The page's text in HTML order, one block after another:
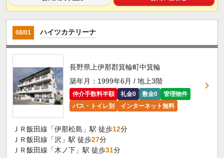
08/01 ハイツカテリーナ
長野県上伊那郡箕輪町中箕輪
築年月：1999年6月 / 地上3階
仲介手数料半額 礼金0 敷金0
管理物件
バス・トイレ別
インターネット無料
ＪＲ飯田線「伊那松島」駅 徒歩12分
ＪＲ飯田線「沢」駅 徒歩27分
ＪＲ飯田線「木ノ下」駅 徒歩31分